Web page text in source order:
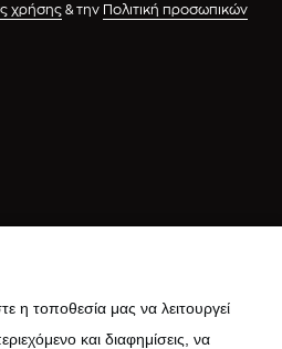
χρήσης & την Πολιτική προσωπικών
η τοποθεσία μας να λειτουργεί
και διαφημίσεις, να